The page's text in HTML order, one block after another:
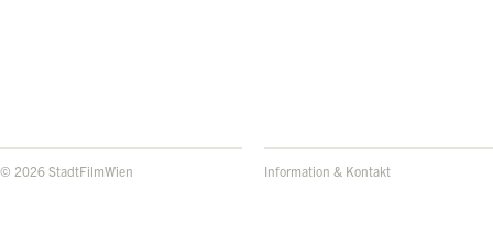
© 2026 StadtFilmWien Information & Kontakt